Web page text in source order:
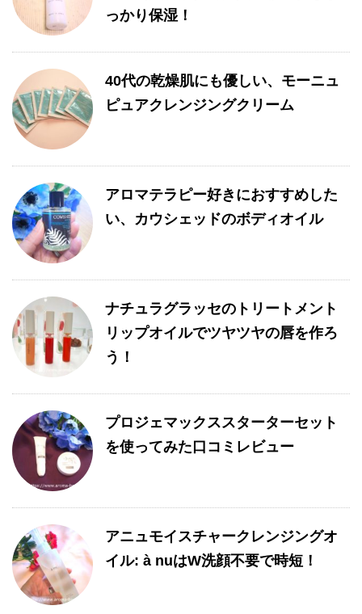
っかり保湿！
40代の乾燥肌にも優しい、モーニュ
ピュアクレンジングクリーム
アロマテラピー好きにおすすめした
い、カウシェッドのボディオイル
ナチュラグラッセのトリートメント
リップオイルでツヤツヤの唇を作ろ
う！
プロジェマックススターターセット
を使ってみた口コミレビュー
アニュモイスチャークレンジングオ
イル: à nuはW洗顔不要で時短！